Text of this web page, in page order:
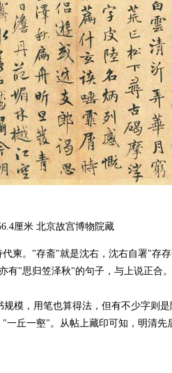
厘米 北京故宫博物院藏
柬。"存斋"就是沈右，沈右自署"存
有"思归笠泽秋"的句子，与上说正
模，用笔也算得法，但有不少字则
丘一壑"。从帖上藏印可知，明清先